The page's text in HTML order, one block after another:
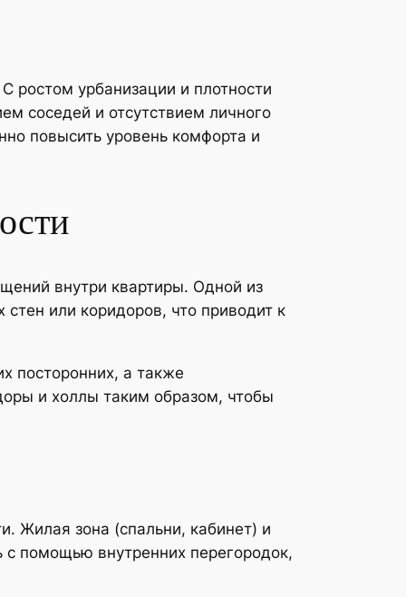
ростом урбанизации и плотности
соседей и отсутствием личного
повысить уровень комфорта и
внутри квартиры. Одной из
или коридоров, что приводит к
посторонних, а также
и холлы таким образом, чтобы
Жилая зона (спальни, кабинет) и
помощью внутренних перегородок,